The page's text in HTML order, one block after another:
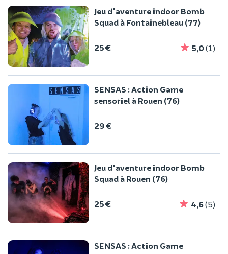
Jeu d'aventure indoor Bomb
Squad à Fontainebleau (77)
25 € 5,0(1)
SENSAS : Action Game
sensoriel à Rouen (76)
29 €
Jeu d'aventure indoor Bomb
Squad à Rouen (76)
25 € 4,6(5)
SENSAS : Action Game